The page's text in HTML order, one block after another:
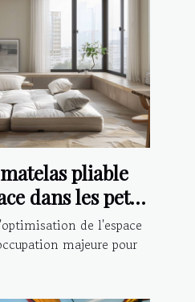
pliable
dans les petits
de l'espace
majeure pour